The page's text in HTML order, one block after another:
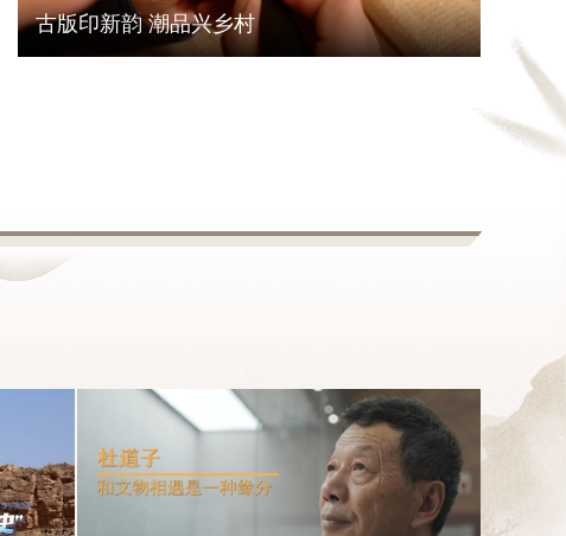
古版印新韵 潮品兴乡村